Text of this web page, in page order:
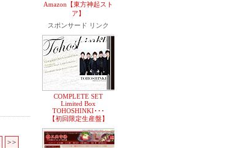
>>
Amazon【東方神起スト
ア】
スポンサード リンク
COMPLETE SET
Limited Box
TOHOSHINKI･･･
【初回限定生産盤】